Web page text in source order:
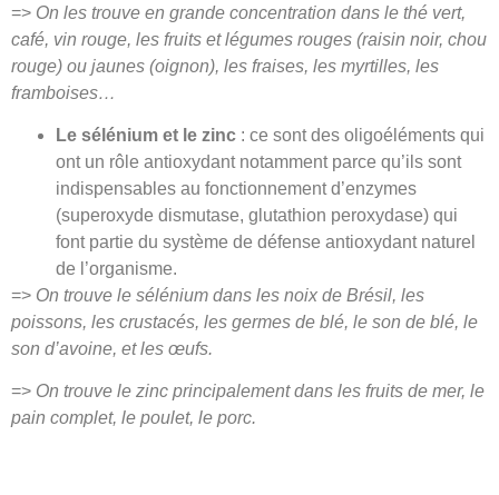
=> On les trouve en grande concentration dans le thé vert,
café, vin rouge, les fruits et légumes rouges (raisin noir, chou
rouge) ou jaunes (oignon), les fraises, les myrtilles, les
framboises…
Le sélénium et le zinc : ce sont des oligoéléments qui
ont un rôle antioxydant notamment parce qu’ils sont
indispensables au fonctionnement d’enzymes
(superoxyde dismutase, glutathion peroxydase) qui
font partie du système de défense antioxydant naturel
de l’organisme.
=> On trouve le sélénium dans les noix de Brésil, les
poissons, les crustacés, les germes de blé, le son de blé, le
son d’avoine, et les œufs.
=> On trouve le zinc principalement dans les fruits de mer, le
pain complet, le poulet, le porc.